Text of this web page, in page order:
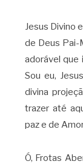
Jesus Divino
de Deus Pai-
adorável que
Sou eu,
divina
trazer até
paz e de
Ó, Frotas